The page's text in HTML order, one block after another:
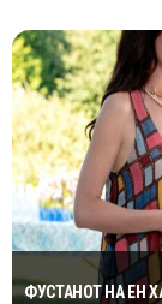
ФУСТАНОТ НА ЕН